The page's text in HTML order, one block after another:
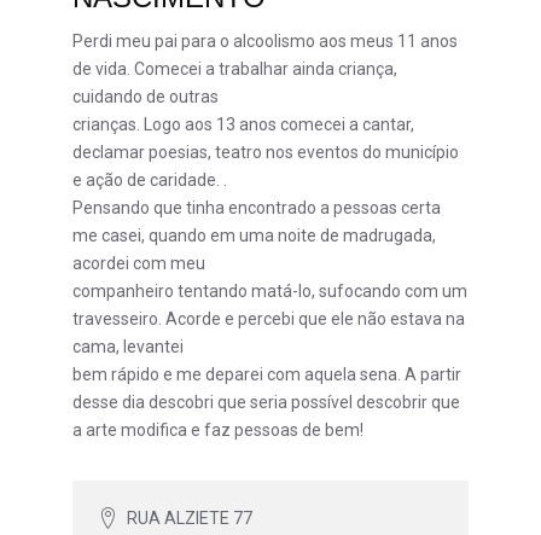
Perdi meu pai para o alcoolismo aos meus 11 anos
de vida. Comecei a trabalhar ainda criança,
cuidando de outras
crianças. Logo aos 13 anos comecei a cantar,
declamar poesias, teatro nos eventos do município
e ação de caridade. .
Pensando que tinha encontrado a pessoas certa
me casei, quando em uma noite de madrugada,
acordei com meu
companheiro tentando matá-lo, sufocando com um
travesseiro. Acorde e percebi que ele não estava na
cama, levantei
bem rápido e me deparei com aquela sena. A partir
desse dia descobri que seria possível descobrir que
a arte modifica e faz pessoas de bem!
RUA ALZIETE 77